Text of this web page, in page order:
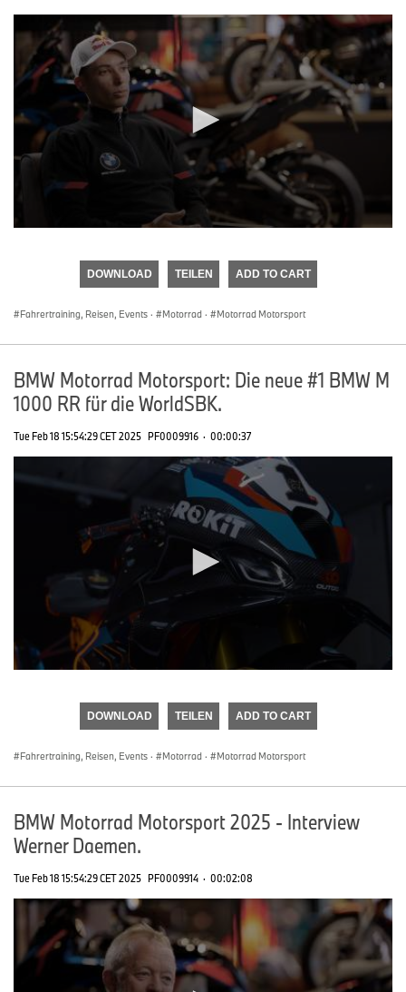
DOWNLOAD TEILEN ADD TO CART
Fahrertraining, Reisen, Events · Motorrad · Motorrad Motorsport
BMW Motorrad Motorsport: Die neue #1 BMW M
1000 RR für die WorldSBK.
Tue Feb 18 15:54:29 CET 2025 PF0009916 · 00:00:37
DOWNLOAD TEILEN ADD TO CART
Fahrertraining, Reisen, Events · Motorrad · Motorrad Motorsport
BMW Motorrad Motorsport 2025 - Interview
Werner Daemen.
Tue Feb 18 15:54:29 CET 2025 PF0009914 · 00:02:08